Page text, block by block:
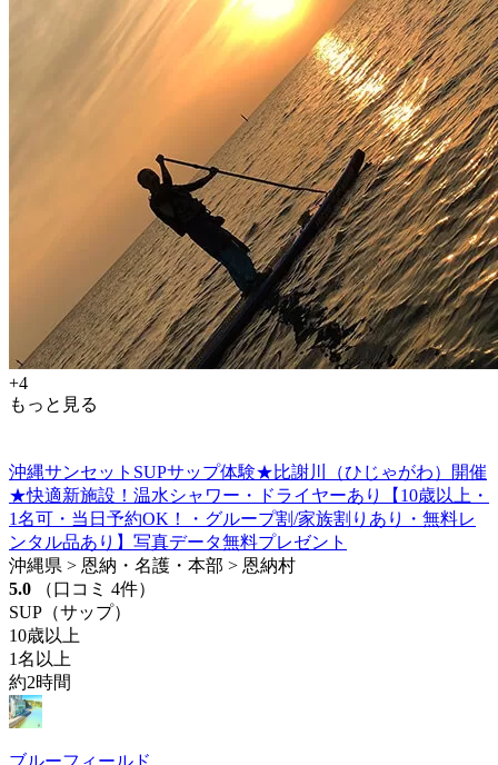
+4
もっと見る
沖縄サンセットSUPサップ体験★比謝川（ひじゃがわ）開催
★快適新施設！温水シャワー・ドライヤーあり【10歳以上・
1名可・当日予約OK！・グループ割/家族割りあり・無料レ
ンタル品あり】写真データ無料プレゼント
沖縄県 > 恩納・名護・本部 > 恩納村
5.0
（口コミ 4件）
SUP（サップ）
10歳以上
1名以上
約2時間
ブルーフィールド